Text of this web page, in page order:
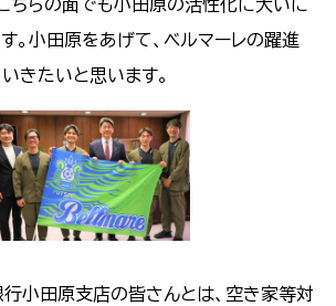
ちらの面でも小田原の活性化に大いに
。小田原をあげて、ベルマーレの躍進
きたいと思います。
小田原支店の皆さんとは、空き家等対